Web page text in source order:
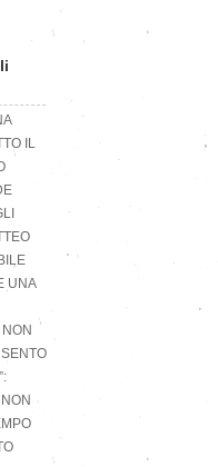
IL
UNA